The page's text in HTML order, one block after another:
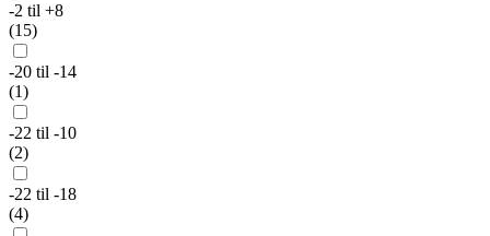
-2 til +8
(15)
-20 til -14
(1)
-22 til -10
(2)
-22 til -18
(4)